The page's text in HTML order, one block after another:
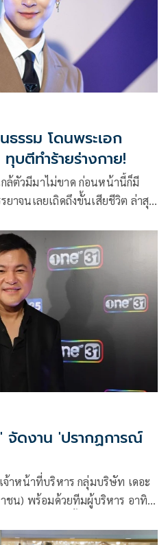
ธรรม โดนพระเอก
นิก' ทุบตีทำร้ายร่างกาย!
ล้ตัวมีมาไม่ขาด ก่อนหน้านี้ก็มี
าจนเลยเถิดถึงขั้นเสียชีวิต ล่าสุด
ลฟกช้ำตามใบหน้าและร่างกาย
นทำ
ชน) พร้อมด้วยทีมผู้บริหาร อาทิ
นธุ์, สถาพร พานิชรักษาพงศ์,